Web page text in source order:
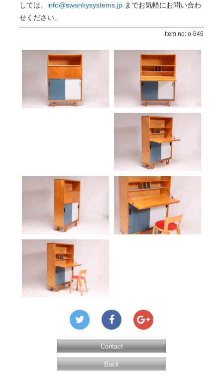
しては、 info@swankysystems.jp までお気軽にお問い合わ
せください。
Item no: o-646
Contact
Back